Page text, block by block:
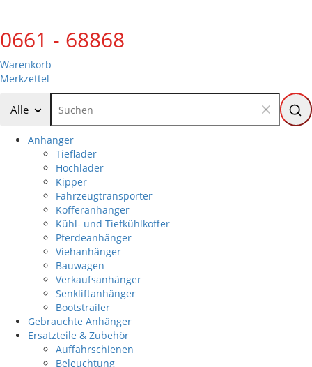
0661 - 68868
Warenkorb
Merkzettel
Alle
Anhänger
Tieflader
Hochlader
Kipper
Fahrzeugtransporter
Kofferanhänger
Kühl- und Tiefkühlkoffer
Pferdeanhänger
Viehanhänger
Bauwagen
Verkaufsanhänger
Senkliftanhänger
Bootstrailer
Gebrauchte Anhänger
Ersatzteile & Zubehör
Auffahrschienen
Beleuchtung